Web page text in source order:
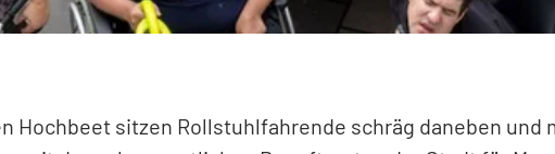
Hochbeet sitzen Rollstuhlfahrende schräg daneben